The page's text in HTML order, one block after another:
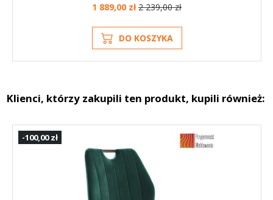
1 889,00 zł2 239,00 zł
DO KOSZYKA
Klienci, którzy zakupili ten produkt, kupili również:
-100,00 zł